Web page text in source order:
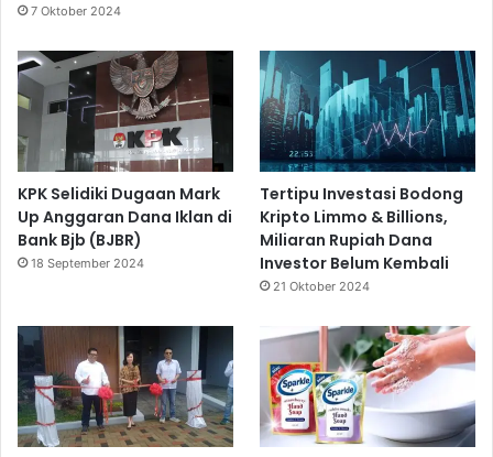
7 Oktober 2024
KPK Selidiki Dugaan Mark
Up Anggaran Dana Iklan di
Bank Bjb (BJBR)
18 September 2024
Tertipu Investasi Bodong
Kripto Limmo & Billions,
Miliaran Rupiah Dana
Investor Belum Kembali
21 Oktober 2024